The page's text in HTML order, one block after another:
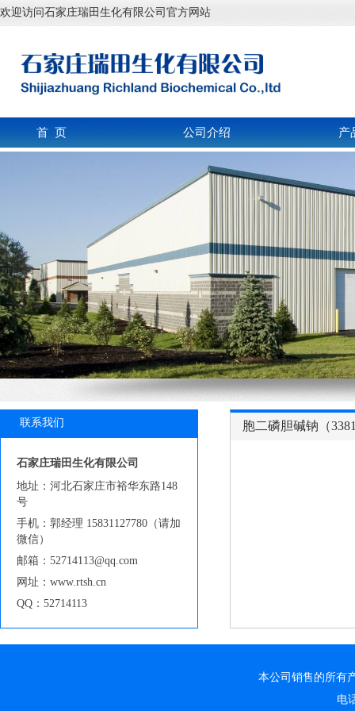
欢迎访问石家庄瑞田生化有限公司官方网站
首 页 公司介绍 产
联系我们
石家庄瑞田生化有限公司
地址：河北石家庄市裕华东路148
号
手机：郭经理 15831127780（请加
微信）
邮箱：52714113@qq.com
网址：www.rtsh.cn
QQ：52714113
胞二磷胆碱钠（
本公司销售的所有
电